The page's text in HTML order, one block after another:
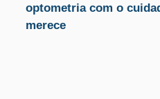
optometria com o
merece